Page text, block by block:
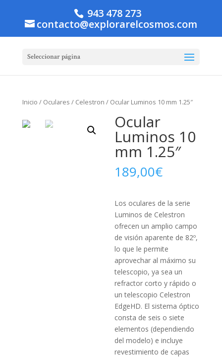
943 478 273
contacto@explorarelcosmos.com
Seleccionar página
Inicio / Oculares / Celestron / Ocular Luminos 10 mm 1.25″
Ocular
Luminos 10
mm 1.25″
189,00€
Los oculares de la serie
Luminos de Celestron
ofrecen un amplio campo
de visión aparente de 82º,
lo que le permite
aprovechar al máximo su
telescopio, ya sea un
refractor corto y rápido o
un telescopio Celestron
EdgeHD. El sistema óptico
consta de seis o siete
elementos (dependiendo
del modelo) e incluye
revestimiento de capas